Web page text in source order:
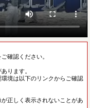
確認ください。
ります。
境は以下のリンクからご確認
正しく表示されないことがあ